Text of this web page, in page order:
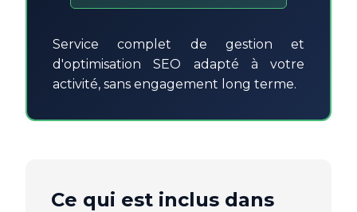
Service complet de gestion et
d'optimisation SEO adapté à votre
activité, sans engagement long terme.
Ce qui est inclus dans